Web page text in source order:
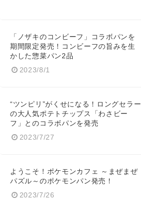
「ノザキのコンビーフ」コラボパンを
期間限定発売！コンビーフの旨みを生
かした惣菜パン2品
2023/8/1
“ツンピリ”がくせになる！ロングセラー
の大人気ポテトチップス「わさビー
フ」とのコラボパンを発売
2023/7/27
ようこそ！ポケモンカフェ ～まぜまぜ
パズル～のポケモンパン発売！
2023/7/26